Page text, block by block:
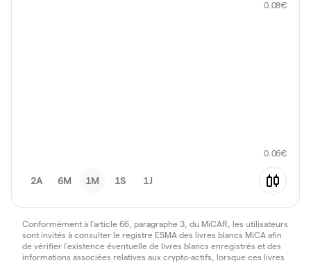
0.08€
0.06€
2A 6M 1M 1S 1J
Conformément à l’article 66, paragraphe 3, du MiCAR, les utilisateurs
sont invités à consulter le registre ESMA des livres blancs MiCA afin
de vérifier l’existence éventuelle de livres blancs enregistrés et des
informations associées relatives aux crypto-actifs, lorsque ces livres